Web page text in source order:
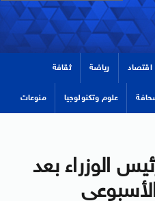
اقتصاد رياضة ثقافة
علوم وتكنولوجيا منوعات
الوزراء بعد